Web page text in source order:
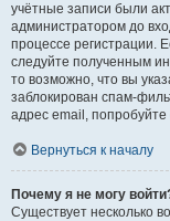
учётные записи были
администратором до
процессе регистрации.
следуйте полученным
то возможно, что вы
заблокирован спам-
адрес email,
Вернуться к началу
Почему я не могу
Существует несколько